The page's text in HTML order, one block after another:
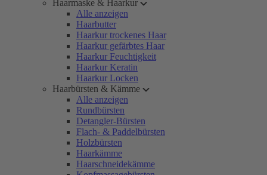
Haarmaske & Haarkur
Alle anzeigen
Haarbutter
Haarkur trockenes Haar
Haarkur gefärbtes Haar
Haarkur Feuchtigkeit
Haarkur Keratin
Haarkur Locken
Haarbürsten & Kämme
Alle anzeigen
Rundbürsten
Detangler-Bürsten
Flach- & Paddelbürsten
Holzbürsten
Haarkämme
Haarschneidekämme